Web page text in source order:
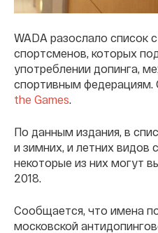
WADA разослало список
спортсменов, которых
употреблении допинга,
спортивным
the Games
По данным издания, в
и зимних, и летних видов
некоторые из них могут
2018.
Сообщается, что имена
московской